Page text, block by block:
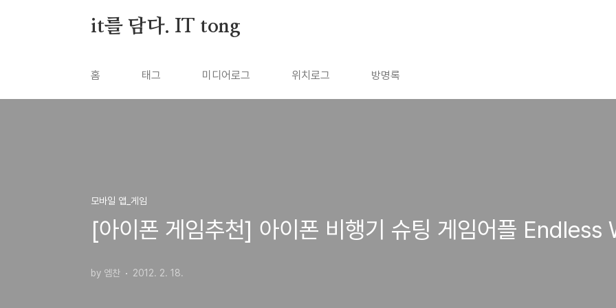
it를 담다. IT tong
홈 태그 미디어로그 위치로그 방명록
모바일 앱_게임
[아이폰 게임추천] 아이폰 비행기 슈팅 게임어플 Endless
by 엠찬 2012. 2. 18.